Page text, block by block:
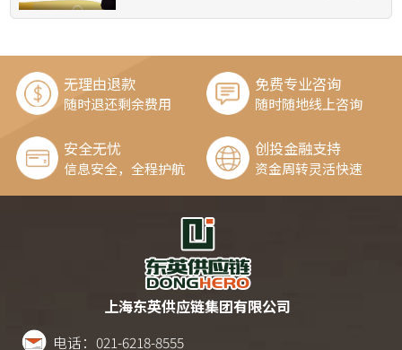
无理由退款
随时退还剩余费用
免费专业咨询
随时随地线上咨询
安全无忧
信息安全，全程护航
创投金融支持
资金周转灵活快速
上海东英供应链集团有限公司
电话： 021-6218-8555